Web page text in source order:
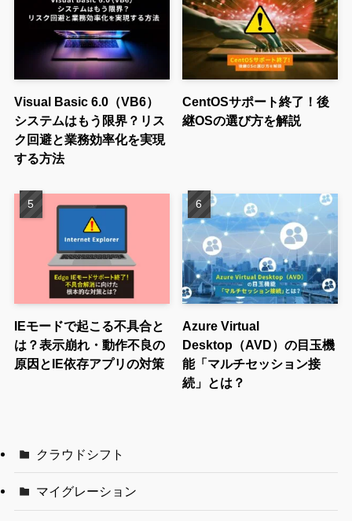
Visual Basic 6.0（VB6）
システムはもう限界？リス
ク回避と業務効率化を実現
する方法
CentOSサポート終了！後
継OSの選び方を解説
IEモードで起こる不具合と
は？表示崩れ・動作不良の
原因とIE依存アプリの対策
Azure Virtual
Desktop（AVD）の目玉機
能「マルチセッション接
続」とは？
クラウドシフト
マイグレーション